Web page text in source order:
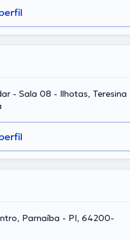
- Sala 08 - Ilhotas, Teresina
Parnaíba - PI, 64200-